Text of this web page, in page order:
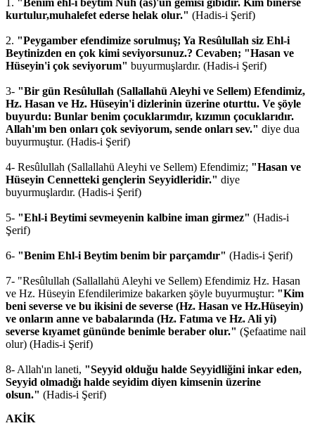
kurtulur,muhalefet ederse helak olur." (Hadis-i Şerif)
2. "Peygamber efendimize sorulmuş; Ya Resûlullah siz Ehl-i
Beytinizden en çok kimi seviyorsunuz.? Cevaben; "Hasan ve
Hüseyin'i çok seviyorum" buyurmuşlardır. (Hadis-i Şerif)
3- "Bir gün Resûlullah (Sallallahü Aleyhi ve Sellem) Efendimiz,
Hz. Hasan ve Hz. Hüseyin'i dizlerinin üzerine oturttu. Ve şöyle
buyurdu: Bunlar benim çocuklarımdır, kızımın çocuklarıdır.
Allah'ım ben onları çok seviyorum, sende onları sev." diye dua
buyurmuştur. (Hadis-i Şerif)
4- Resûlullah (Sallallahü Aleyhi ve Sellem) Efendimiz; "Hasan ve
Hüseyin Cennetteki gençlerin Seyyidleridir." diye
buyurmuşlardır. (Hadis-i Şerif)
5- "Ehl-i Beytimi sevmeyenin kalbine iman girmez" (Hadis-i
Şerif)
6- "Benim Ehl-i Beytim benim bir parçamdır" (Hadis-i Şerif)
7- "Resûlullah (Sallallahü Aleyhi ve Sellem) Efendimiz Hz. Hasan
ve Hz. Hüseyin Efendilerimize bakarken şöyle buyurmuştur: "Kim
beni severse ve bu ikisini de severse (Hz. Hasan ve Hz.Hüseyin)
ve onların anne ve babalarında (Hz. Fatıma ve Hz. Ali yi)
severse kıyamet gününde benimle beraber olur." (Şefaatime nail
olur) (Hadis-i Şerif)
8- Allah'ın laneti, "Seyyid olduğu halde Seyyidliğini inkar eden,
Seyyid olmadığı halde seyidim diyen kimsenin üzerine
olsun." (Hadis-i Şerif)
AKİK